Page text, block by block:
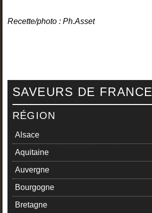
Recette/photo : Ph.Asset
SAVEURS DE FRANCE
RÉGION
Alsace
Aquitaine
Auvergne
Bourgogne
Bretagne